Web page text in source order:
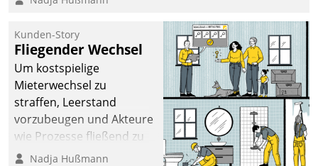
Kunden-Story
Fliegender Wechsel
Um kostspielige
Mieterwechsel zu
straffen, Leerstand
vorzubeugen und Akteure
wie Prozesse fließend zu
vernetzen, nutzt die
Nadja Hußmann